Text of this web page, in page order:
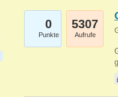
0
Punkte
5307
Aufrufe